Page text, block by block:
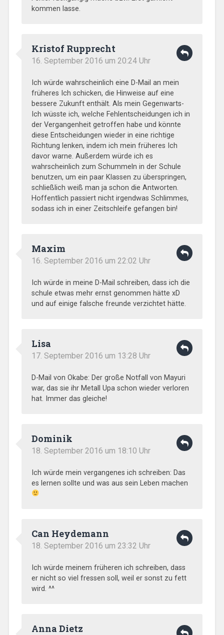
kommen lasse.
Kristof Rupprecht
16. September 2016 um 20:24 Uhr
Ich würde wahrscheinlich eine D-Mail an mein
früheres Ich schicken, die Hinweise auf eine
bessere Zukunft enthält. Als mein Gegenwarts-
Ich wüsste ich, welche Fehlentscheidungen ich in
der Vergangenheit getroffen habe und könnte
diese Entscheidungen wieder in eine richtige
Richtung lenken, indem ich mein früheres Ich
davor warne. Außerdem würde ich es
wahrscheinlich zum Schummeln in der Schule
benutzen, um ein paar Klassen zu überspringen,
schließlich weiß man ja schon die Antworten.
Hoffentlich passiert nicht irgendwas Schlimmes,
sodass ich in einer Zeitschleife gefangen bin!
Maxim
16. September 2016 um 22:02 Uhr
Ich würde in meine D-Mail schreiben, dass ich die
schule etwas mehr ernst genommen hätte xD
und auf einige falsche freunde verzichtet hätte.
Lisa
17. September 2016 um 13:28 Uhr
D-Mail von Okabe: Der große Notfall von Mayuri
war, das sie ihr Metall Upa schon wieder verloren
hat. Immer das gleiche!
Dominik
18. September 2016 um 18:10 Uhr
Ich würde mein vergangenes ich schreiben: Das
es lernen sollte und was aus sein Leben machen
Can Heydemann
18. September 2016 um 23:32 Uhr
Ich würde meinem früheren ich schreiben, dass
er nicht so viel fressen soll, weil er sonst zu fett
wird. ^^
Anna Dietz